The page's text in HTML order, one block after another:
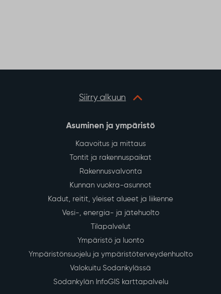
Siirry alkuun
Asuminen ja ympäristö
Kaavoitus ja mittaus
Tontit ja rakennuspaikat
Rakennusvalvonta
Kunnan vuokra-asunnot
Kadut, reitit, yleiset alueet ja liikenne
Vesi-, energia- ja jätehuolto
Tilapalvelut
Ympäristö ja luonto
Ympäristönsuojelu ja ympäristöterveydenhuolto
Valokuitu Sodankylässä
Sodankylän InfoGIS karttapalvelu